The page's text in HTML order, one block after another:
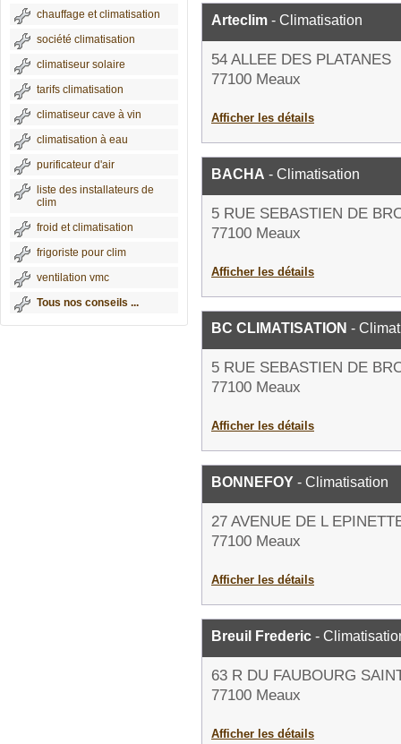
chauffage et climatisation
société climatisation
climatiseur solaire
tarifs climatisation
climatiseur cave à vin
climatisation à eau
purificateur d'air
liste des installateurs de
clim
froid et climatisation
frigoriste pour clim
ventilation vmc
Tous nos conseils ...
Arteclim - Climatisation
54 ALLEE DES PLATANES
77100 Meaux
Afficher les détails
BACHA - Climatisation
5 RUE SEBASTIEN DE
77100 Meaux
Afficher les détails
BC CLIMATISATION -
5 RUE SEBASTIEN DE
77100 Meaux
Afficher les détails
BONNEFOY - Climatisation
27 AVENUE DE L
77100 Meaux
Afficher les détails
Breuil Frederic -
63 R DU FAUBOURG
77100 Meaux
Afficher les détails